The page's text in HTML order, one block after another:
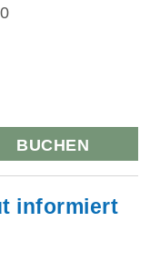
BUCHEN
informiert